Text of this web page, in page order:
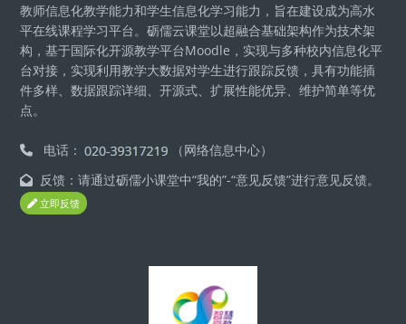
教师信息化教学能力和学生信息化学习能力，旨在建设成为高水
平在线课程学习平台。砺儒云课堂以超融合基础架构作为技术架
构，基于国际化开源教学平台Moodle，实现与多种校内信息化平
台对接，实现利用教学大数据对学生进行跟踪反馈，具有功能插
件多样、数据跟踪详细、开源式、扩展性能优异、维护简单等优
点。
电话：
（网络信息中心）
反馈：请通过砺儒小课堂中“我的”-“意见反馈”进行意见反馈。
立即反馈